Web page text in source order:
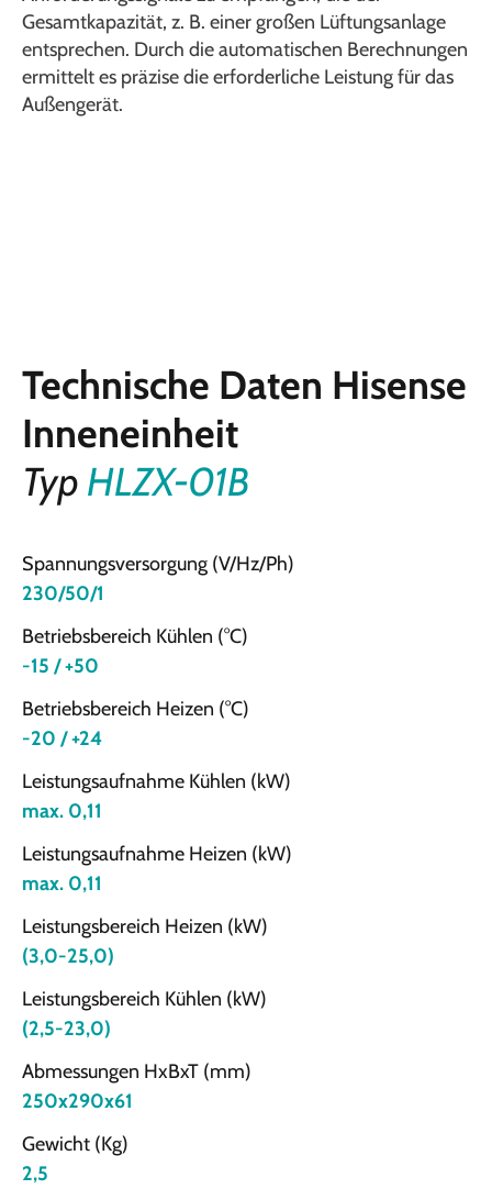
Gesamtkapazität, z. B. einer großen Lüftungsanlage
entsprechen. Durch die automatischen Berechnungen
ermittelt es präzise die erforderliche Leistung für das
Außengerät.
Technische Daten Hisense
Inneneinheit
Typ HLZX-01B
Spannungsversorgung (V/Hz/Ph)
230/50/1
Betriebsbereich Kühlen (°C)
-15 / +50
Betriebsbereich Heizen (°C)
-20 / +24
Leistungsaufnahme Kühlen (kW)
max. 0,11
Leistungsaufnahme Heizen (kW)
max. 0,11
Leistungsbereich Heizen (kW)
(3,0-25,0)
Leistungsbereich Kühlen (kW)
(2,5-23,0)
Abmessungen HxBxT (mm)
250x290x61
Gewicht (Kg)
2,5